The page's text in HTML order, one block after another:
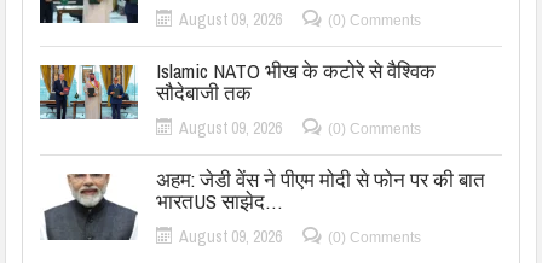
August 09, 2026 (0) Comments
Islamic NATO भीख के कटोरे से वैश्विक
सौदेबाजी तक
August 09, 2026 (0) Comments
अहम: जेडी वेंस ने पीएम मोदी से फोन पर की बात
भारतUS साझेद…
August 09, 2026 (0) Comments